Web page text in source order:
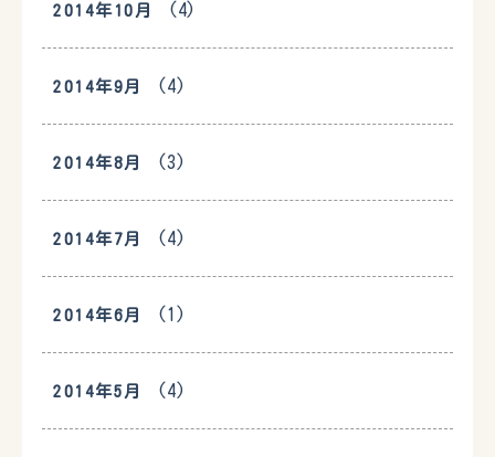
2014年10月 (4)
2014年9月 (4)
2014年8月 (3)
2014年7月 (4)
2014年6月 (1)
2014年5月 (4)